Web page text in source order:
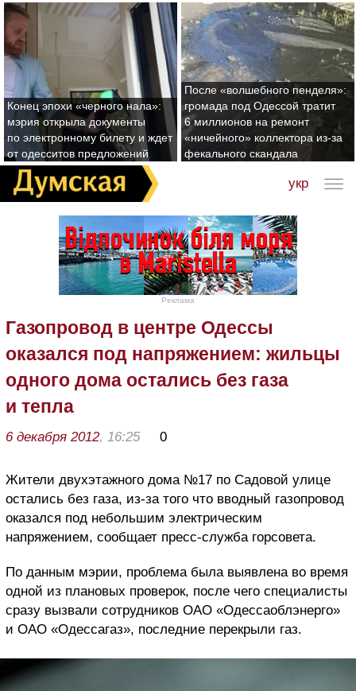
Конец эпохи «черного нала»:
мэрия открыла документы
по электронному билету и ждет
от одесситов предложений
После «волшебного пенделя»:
громада под Одессой тратит
6 миллионов на ремонт
«ничейного» коллектора из-за
фекального скандала
укр
Реклама
Газопровод в центре Одессы
оказался под напряжением: жильцы
одного дома остались без газа
и тепла
6 декабря 2012, 16:25 0
Жители двухэтажного дома №17 по Садовой улице
остались без газа, из-за того что вводный газопровод
оказался под небольшим электрическим
напряжением, сообщает пресс-служба горсовета.
По данным мэрии, проблема была выявлена во время
одной из плановых проверок, после чего специалисты
сразу вызвали сотрудников ОАО «Одессаоблэнерго»
и ОАО «Одессагаз», последние перекрыли газ.